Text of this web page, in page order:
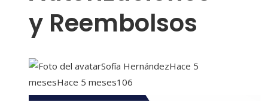
y Reembolsos
Sofía HernándezHace 5
mesesHace 5 meses106